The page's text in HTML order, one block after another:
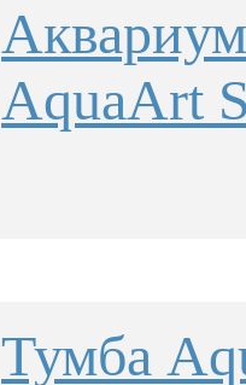
AquaArt
Тумба